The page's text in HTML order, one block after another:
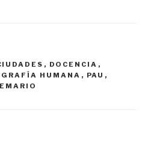
, DOCENCIA ,
HUMANA , PAU ,